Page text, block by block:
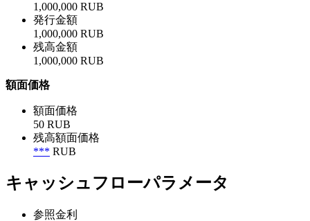
1,000,000 RUB
発行金額
1,000,000 RUB
残高金額
1,000,000 RUB
額面価格
額面価格
50 RUB
残高額面価格
*** RUB
キャッシュフローパラメータ
参照金利